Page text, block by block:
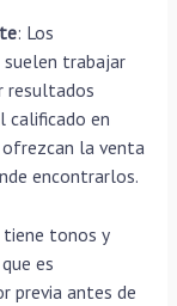
: Los
trabajar
resultados
calificado en
la venta
encontrarlos.
tiene tonos y
es
previa antes de